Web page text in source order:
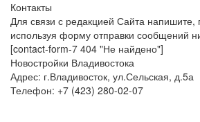
Контакты
Для связи с редакцией Сайта напишите,
используя форму отправки сообщений
[contact-form-7 404 "Не найдено"]
Новостройки Владивостока
Адрес: г.Владивосток, ул.Сельская, д.5а
Телефон: +7 (423) 280-02-07